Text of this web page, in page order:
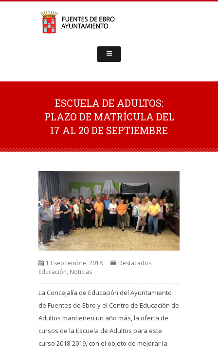
ESCUELA DE ADULTOS:
PLAZO DE MATRÍCULA DEL
17 AL 20 DE SEPTIEMBRE
13 septiembre, 2018 Destacados,
Educación, Noticias
La Concejalía de Educación del Ayuntamiento
de Fuentes de Ebro y el Centro de Educación de
Adultos mantienen un año más, la oferta de
cursos de la Escuela de Adultos para este
curso 2018-2019, con el objeto de mejorar la